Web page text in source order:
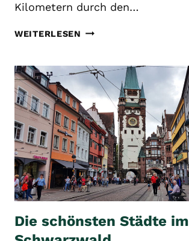
Kilometern durch den…
WEITERLESEN QUERWEG
EINE
WANDERREISE
DURCH
VIELFALT
UND
NATUR
Die schönsten Städte im